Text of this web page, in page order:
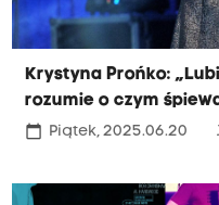
Krystyna Prońko:
rozumie o czym
calendar_today Piątek, 2025.06.20